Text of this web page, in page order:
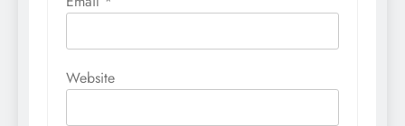
Website